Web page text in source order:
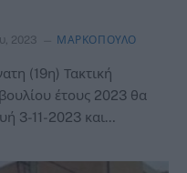
2023 ΜΑΡΚΟΠΟΥΛΟ
(19η) Τακτική
έτους 2023 θα
3-11-2023 και…